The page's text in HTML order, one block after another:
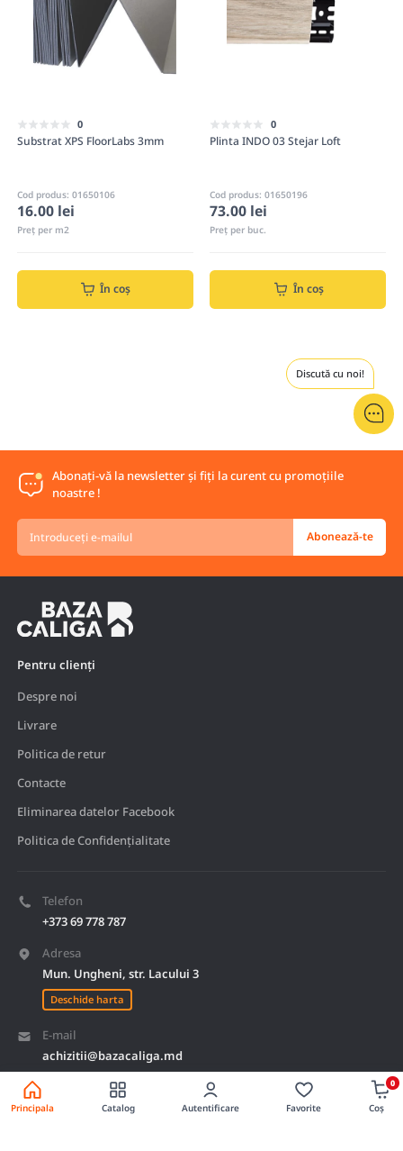
0
Substrat XPS FloorLabs 3mm
Cod produs: 01650106
16.00 lei
Preț per m2
În coș
0
Plinta INDO 03 Stejar Loft
Cod produs: 01650196
73.00 lei
Preț per buc.
În coș
Discută cu noi!
Abonați-vă la newsletter și fiți la curent cu promoțiile
noastre !
Introduceți
mailul
Abonează-te
Telefon
+373 69 778 787
Adresa
Mun. Ungheni, str. Lacului 3
Deschide harta
E-mail
achizitii@bazacaliga.md
Pentru clienți
Despre noi
Livrare
Politica de retur
Contacte
Eliminarea datelor Facebook
Politica de Confidențialitate
Principala Catalog Autentificare Favorite
0
Coș